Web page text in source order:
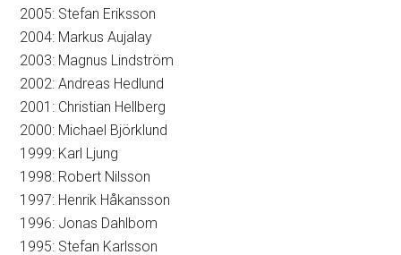
2005: Stefan Eriksson
2004: Markus Aujalay
2003: Magnus Lindström
2002: Andreas Hedlund
2001: Christian Hellberg
2000: Michael Björklund
1999: Karl Ljung
1998: Robert Nilsson
1997: Henrik Håkansson
1996: Jonas Dahlbom
1995: Stefan Karlsson